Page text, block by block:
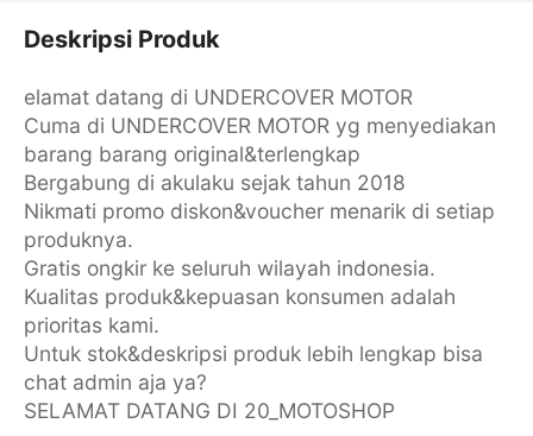
Deskripsi Produk
elamat datang di UNDERCOVER MOTOR
Cuma di UNDERCOVER MOTOR yg menyediakan
barang barang original&terlengkap
Bergabung di akulaku sejak tahun 2018
Nikmati promo diskon&voucher menarik di setiap
produknya.
Gratis ongkir ke seluruh wilayah indonesia.
Kualitas produk&kepuasan konsumen adalah
prioritas kami.
Untuk stok&deskripsi produk lebih lengkap bisa
chat admin aja ya?
SELAMAT DATANG DI 20_MOTOSHOP